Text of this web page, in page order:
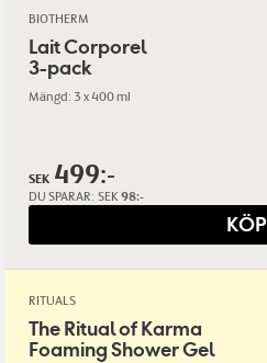
BIOTHERM
Lait Corporel
3-pack
Mängd: 3 x 400 ml
SEK 499:-
DU SPARAR: SEK 98:-
KÖP
RITUALS
The Ritual of Karma
Foaming Shower Gel